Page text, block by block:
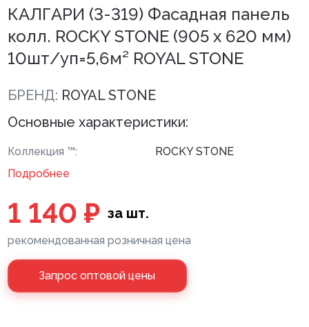
Листовые панели
Подоконники с комплектующими
Напольные покрытия ПВХ
Напольные покрытия ХДФ
Плинтус напольный с фурнитурой
Подложка
Керамическая плитка
Клей монтажный
Панели МДФ
КАЛГАРИ (3-319) Фасадная панель
колл. ROCKY STONE (905 х 620 мм)
10шт/уп=5,6м² ROYAL STONE
БРЕНД: ROYAL STONE
Основные характеристики:
Коллекция ™:
ROCKY STONE
Подробнее
1 140 ₽ за шт.
рекомендованная розничная цена
Запрос оптовой цены